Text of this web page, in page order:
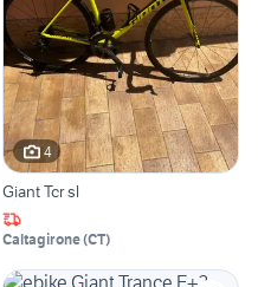
4
Giant Tcr sl
Caltagirone(CT)